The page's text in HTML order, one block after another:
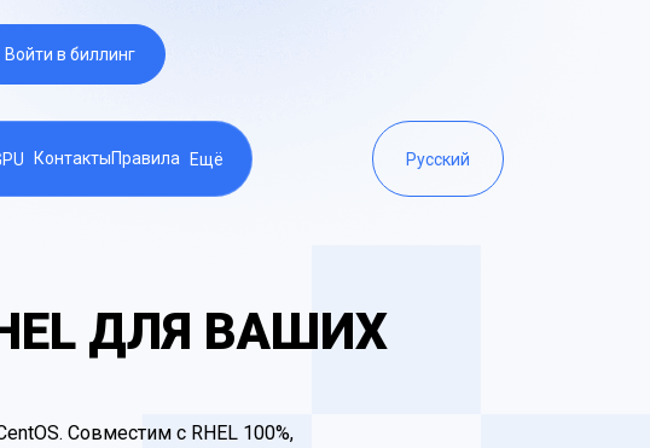
Войти в биллинг
КонтактыПравила Ещё Русский
ДЛЯ ВАШИХ
Совместим с RHEL 100%,